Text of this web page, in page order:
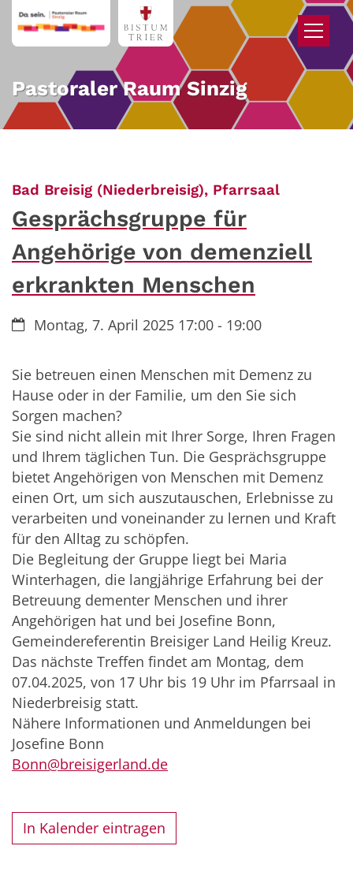
Zum Inhalt springen
Pastoraler Raum Sinzig
Bad Breisig (Niederbreisig), Pfarrsaal:
Gesprächsgruppe für
Angehörige von demenziell
erkrankten Menschen
Datum:Montag, 7. April 2025 17:00 - 19:00
Sie betreuen einen Menschen mit Demenz zu
Hause oder in der Familie, um den Sie sich
Sorgen machen?
Sie sind nicht allein mit Ihrer Sorge, Ihren Fragen
und Ihrem täglichen Tun. Die Gesprächsgruppe
bietet Angehörigen von Menschen mit Demenz
einen Ort, um sich auszutauschen, Erlebnisse zu
verarbeiten und voneinander zu lernen und Kraft
für den Alltag zu schöpfen.
Die Begleitung der Gruppe liegt bei Maria
Winterhagen, die langjährige Erfahrung bei der
Betreuung dementer Menschen und ihrer
Angehörigen hat und bei Josefine Bonn,
Gemeindereferentin Breisiger Land Heilig Kreuz.
Das nächste Treffen findet am Montag, dem
07.04.2025, von 17 Uhr bis 19 Uhr im Pfarrsaal in
Niederbreisig statt.
Nähere Informationen und Anmeldungen bei
Josefine Bonn
Bonn@breisigerland.de
In Kalender eintragen